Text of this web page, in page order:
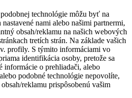
technológie môžu byť na
nami alebo našimi partnermi,
obsah/reklamu na našich webových
tretích strán. Na základe vašich
profily. S týmito informáciami vo
identifikácia osoby, pretože sa
informácie o prehliadači, alebo
podobné technológie nepovolíte,
reklamu prispôsobenú vašim